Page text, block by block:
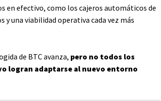
en efectivo, como los cajeros automáticos de
una viabilidad operativa cada vez más
de BTC avanza, pero no todos los
logran adaptarse al nuevo entorno